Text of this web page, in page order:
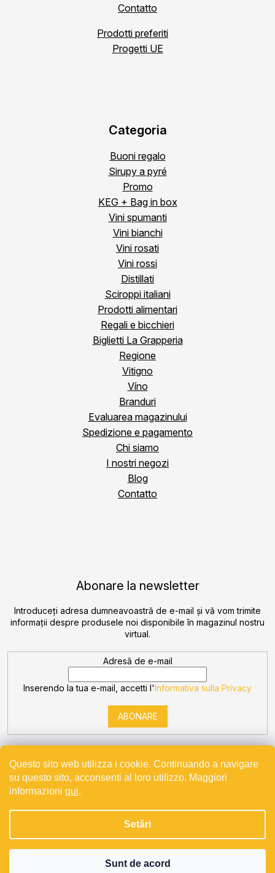
Questo sito web utilizza i cookie. Continuando a navigare
su questo sito, acconsenti al loro utilizzo. Maggiori
informazioni qui.
Setări
Sunt de acord
Contatto
Prodotti preferiti
Progetti UE
Categoria
Buoni regalo
Sirupy a pyré
Promo
KEG + Bag in box
Vini spumanti
Vini bianchi
Vini rosati
Vini rossi
Distillati
Sciroppi italiani
Prodotti alimentari
Regali e bicchieri
Biglietti La Grapperia
Regione
Vitigno
Víno
Branduri
Evaluarea magazinului
Spedizione e pagamento
Chi siamo
I nostri negozi
Blog
Contatto
Abonare la newsletter
Introduceţi adresa dumneavoastră de e-mail şi vă vom trimite
informaţii despre produsele noi disponibile în magazinul nostru
virtual.
Adresă de e-mail
Inserendo la tua e-mail, accetti l'Informativa sulla Privacy
ABONARE
Bevande. Toate drepturile rezervate.
Projekt spolufinancovaný z EU - Modernizace a automatizace